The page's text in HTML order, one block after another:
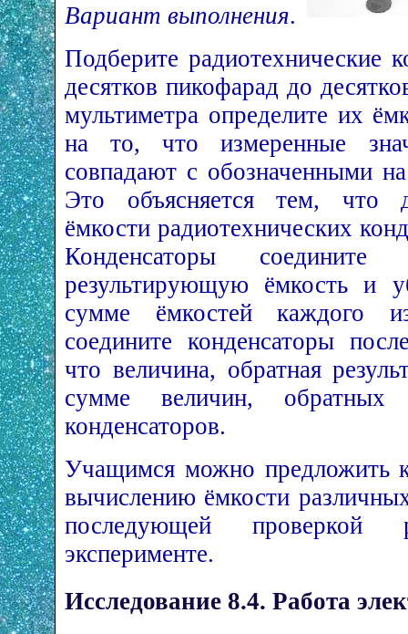
Вариант выполнения.
Подберите радиотехнические
десятков пикофарад до
мультиметра определите их
на то, что измеренные
совпадают с обозначенными
Это объясняется тем, что
ёмкости радиотехнических
Конденсаторы соедините
результирующую ёмкость и
сумме ёмкостей каждого
соедините конденсаторы
что величина, обратная
сумме величин, обратных
конденсаторов.
Учащимся можно предложить
вычислению ёмкости
последующей
эксперименте.
Исследование 8.4. Работа